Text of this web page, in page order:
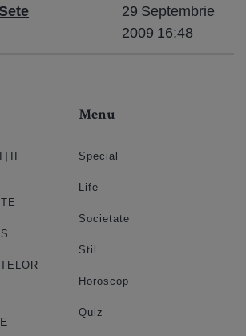
29 Septembrie
2009 16:48
Menu
Special
Life
Societate
Stil
Horoscop
Quiz